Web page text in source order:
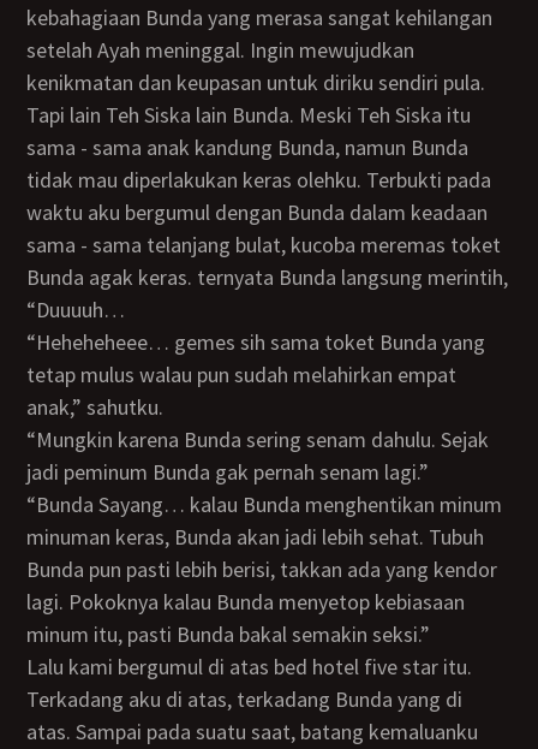
kebahagiaan Bunda yang merasa sangat kehilangan
setelah Ayah meninggal. Ingin mewujudkan
kenikmatan dan keupasan untuk diriku sendiri pula.
Tapi lain Teh Siska lain Bunda. Meski Teh Siska itu
sama - sama anak kandung Bunda, namun Bunda
tidak mau diperlakukan keras olehku. Terbukti pada
waktu aku bergumul dengan Bunda dalam keadaan
sama - sama telanjang bulat, kucoba meremas toket
Bunda agak keras. ternyata Bunda langsung merintih,
“Duuuuh…
“Heheheheee… gemes sih sama toket Bunda yang
tetap mulus walau pun sudah melahirkan empat
anak,” sahutku.
“Mungkin karena Bunda sering senam dahulu. Sejak
jadi peminum Bunda gak pernah senam lagi.”
“Bunda Sayang… kalau Bunda menghentikan minum
minuman keras, Bunda akan jadi lebih sehat. Tubuh
Bunda pun pasti lebih berisi, takkan ada yang kendor
lagi. Pokoknya kalau Bunda menyetop kebiasaan
minum itu, pasti Bunda bakal semakin seksi.”
Lalu kami bergumul di atas bed hotel five star itu.
Terkadang aku di atas, terkadang Bunda yang di
atas. Sampai pada suatu saat, batang kemaluanku